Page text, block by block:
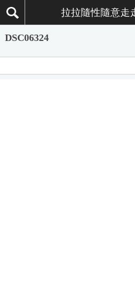
拉拉隨性隨意走
DSC06324